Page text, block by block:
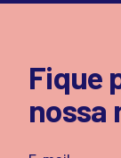
Fique
nossa